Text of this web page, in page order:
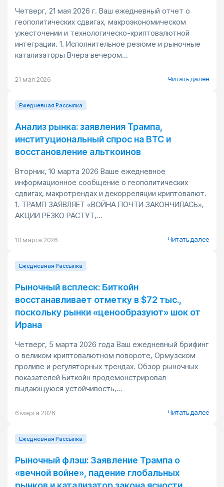
Четверг, 21 мая 2026 г. Ваш ежедневный отчет о
геополитических сдвигах, макроэкономическом
ужесточении и технологическо-криптовалютной
интеграции. 1. Исполнительное резюме и рыночные
катализаторы Вчера вечером...
21 мая 2026 Читать далее
Ежедневная Pассылка
Анализ рынка: заявления Трампа,
институциональный спрос на BTC и
восстановление альткоинов
Вторник, 10 марта 2026 Ваше ежедневное
информационное сообщение о геополитических
сдвигах, макротрендах и декорреляции криптовалют.
1. ТРАМП ЗАЯВЛЯЕТ «ВОЙНА ПОЧТИ ЗАКОНЧИЛАСЬ»,
АКЦИИ РЕЗКО РАСТУТ,...
10 марта 2026 Читать далее
Ежедневная Pассылка
Рыночный всплеск: Биткойн
восстанавливает отметку в $72 тыс.,
поскольку рынки «ценообразуют» шок от
Ирана
Четверг, 5 марта 2026 года Ваш ежедневный брифинг
о великом криптовалютном повороте, Ормузском
проливе и регуляторных трендах. Обзор рыночных
показателей Биткойн продемонстрировал
выдающуюся устойчивость,...
6 марта 2026 Читать далее
Ежедневная Pассылка
Рыночный флэш: Заявление Трампа о
«вечной войне», падение глобальных